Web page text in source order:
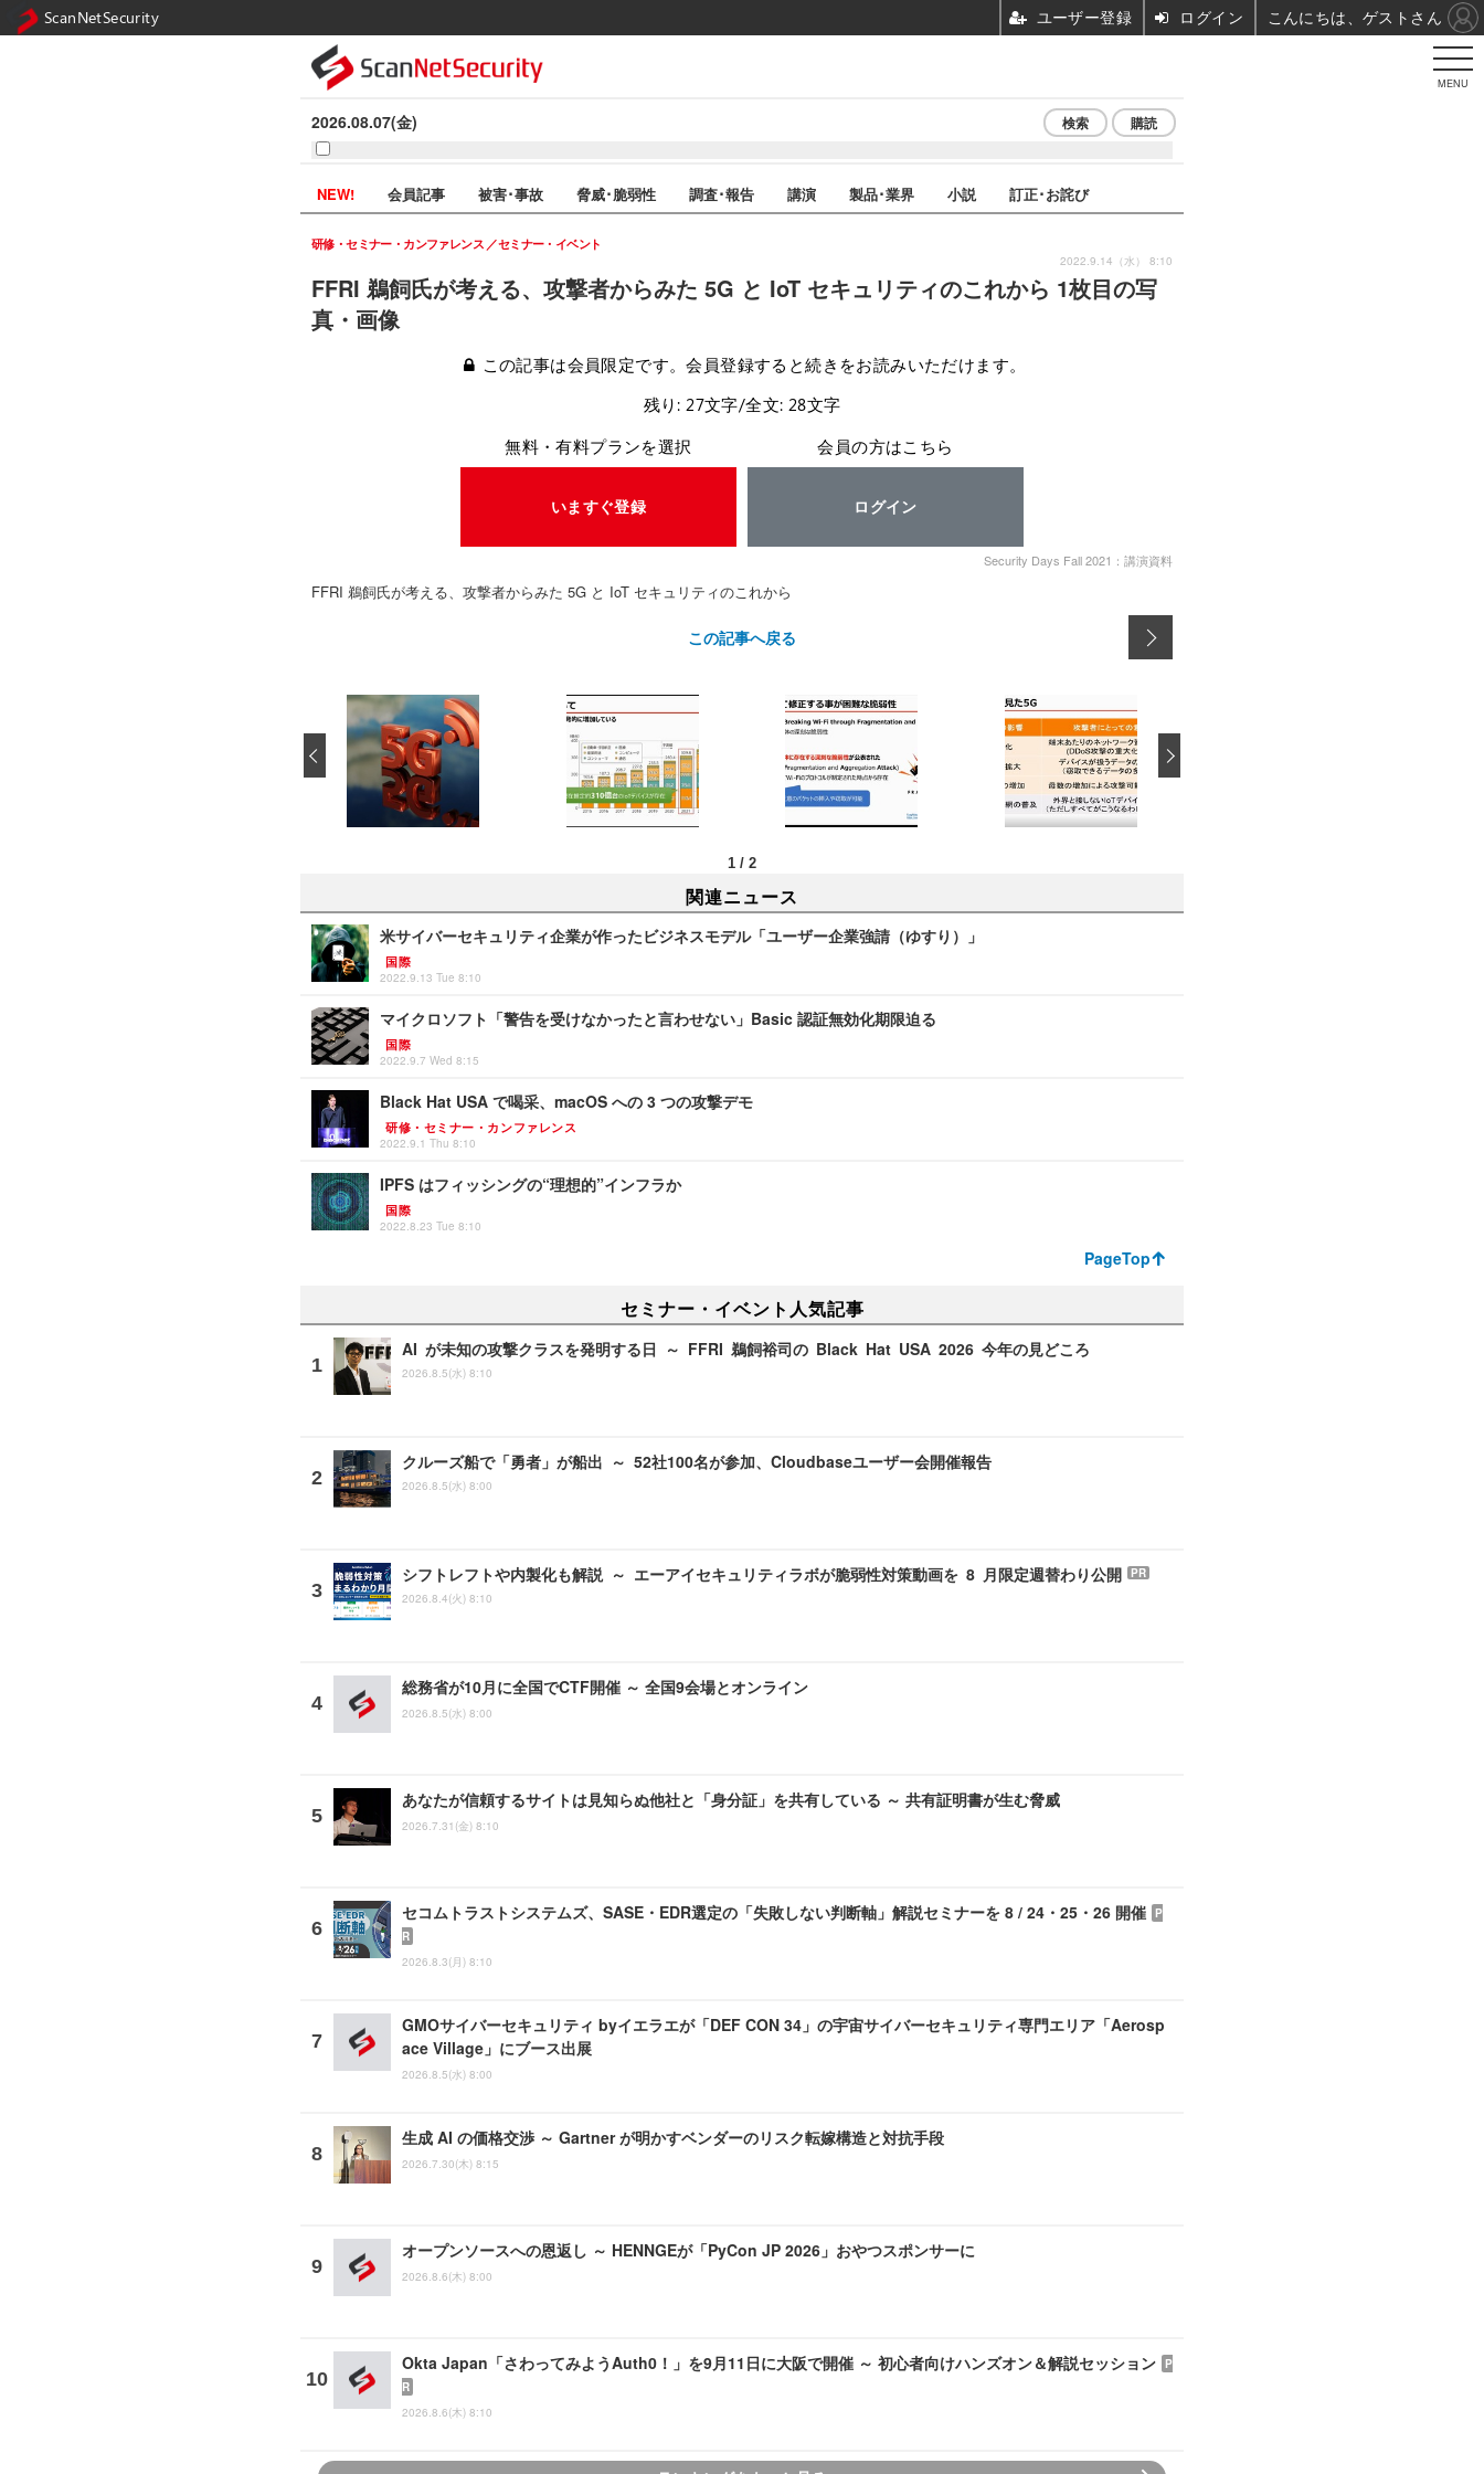
MENU
2026.08.07(金) 検索 購読
NEW! 会員記事 被害･事故 脅威･脆弱性 調査･報告 講演 製品･業界 小説 訂正･お詫び
FFRI 鵜飼氏が考える、攻撃者からみた 5G と IoT セキュリティのこれから 1枚目の写
真・画像
研修・セミナー・カンファレンス セミナー・イベント
2022.9.14（水） 8:10
この記事は会員限定です。会員登録すると続きをお読みいただけます。
残り: 27文字/全文: 28文字
無料・有料プランを選択
いますぐ登録
会員の方はこちら
ログイン
Security Days Fall 2021：講演資料
FFRI 鵜飼氏が考える、攻撃者からみた 5G と IoT セキュリティのこれから
この記事へ戻る
1 / 2
‹
関連ニュース
米サイバーセキュリティ企業が作ったビジネスモデル「ユーザー企業強請（ゆすり）」
国際
2022.9.13 Tue 8:10
マイクロソフト「警告を受けなかったと言わせない」Basic 認証無効化期限迫る
国際
2022.9.7 Wed 8:15
Black Hat USA で喝采、macOS への 3 つの攻撃デモ
研修・セミナー・カンファレンス
2022.9.1 Thu 8:10
IPFS はフィッシングの“理想的”インフラか
国際
2022.8.23 Tue 8:10
PageTop
セミナー・イベント人気記事
AI が未知の攻撃クラスを発明する日 ～ FFRI 鵜飼裕司の Black Hat USA 2026 今年の見どころ
2026.8.5(水) 8:10
クルーズ船で「勇者」が船出 ～ 52社100名が参加、Cloudbaseユーザー会開催報告
2026.8.5(水) 8:00
シフトレフトや内製化も解説 ～ エーアイセキュリティラボが脆弱性対策動画を 8 月限定週替わり公開 PR
2026.8.4(火) 8:10
総務省が10月に全国でCTF開催 ～ 全国9会場とオンライン
2026.8.5(水) 8:00
あなたが信頼するサイトは見知らぬ他社と「身分証」を共有している ～ 共有証明書が生む脅威
2026.7.31(金) 8:10
セコムトラストシステムズ、SASE・EDR選定の「失敗しない判断軸」解説セミナーを 8 / 24・25・26 開催 P
R
2026.8.3(月) 8:10
GMOサイバーセキュリティ byイエラエが「DEF CON 34」の宇宙サイバーセキュリティ専門エリア「Aerosp
ace Village」にブース出展
2026.8.5(水) 8:00
生成 AI の価格交渉 ～ Gartner が明かすベンダーのリスク転嫁構造と対抗手段
2026.7.30(木) 8:15
オープンソースへの恩返し ～ HENNGEが「PyCon JP 2026」おやつスポンサーに
2026.8.6(木) 8:00
Okta Japan「さわってみようAuth0！」を9月11日に大阪で開催 ～ 初心者向けハンズオン＆解説セッション P
R
2026.8.6(木) 8:10
ScanNetSecurity ユーザー登録 ログイン こんにちは、ゲストさん